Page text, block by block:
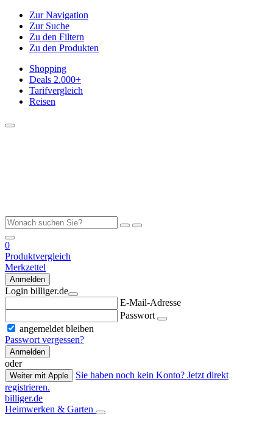
Zur Navigation
Zur Suche
Zu den Filtern
Zu den Produkten
Shopping
Deals 2.000+
Tarifvergleich
Reisen
0
Produktvergleich
Merkzettel
Anmelden
Login billiger.de
E-Mail-Adresse
Passwort
angemeldet bleiben
Passwort vergessen?
Anmelden
oder
Weiter mit Apple
Sie haben noch kein Konto? Jetzt direkt
registrieren.
billiger.de
Heimwerken & Garten